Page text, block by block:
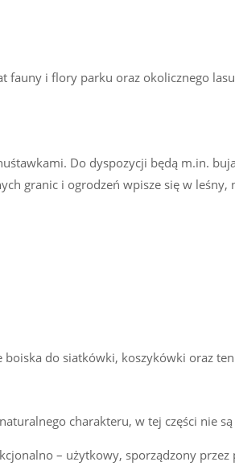
i flory parku oraz okolicznego
Do dyspozycji będą m.in.
granic i ogrodzeń wpisze się w
do siatkówki, koszykówki
charakteru, w tej części nie
– użytkowy, sporządzony przez